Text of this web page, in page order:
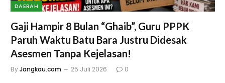
DAERAH
Gaji Hampir 8 Bulan “Ghaib”, Guru PPPK
Paruh Waktu Batu Bara Justru Didesak
Asesmen Tanpa Kejelasan!
ByJangkau.com 25 Juli 2026 0